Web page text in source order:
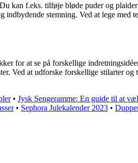
kan f.eks. tilføje bløde puder og
stemning. Ved at lege med
for at se på forskellige
Ved at udforske forskellige stilarter
• Jysk Sengeramme: En guide til at
• Sephora Julekalender 2023 •